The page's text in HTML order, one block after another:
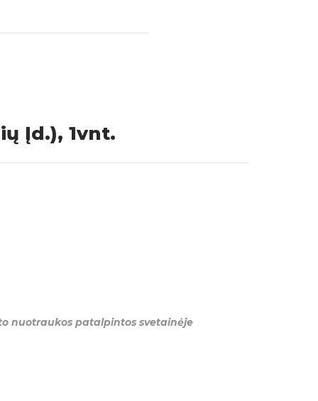
Įd.), 1vnt.
nuotraukos patalpintos svetainėje